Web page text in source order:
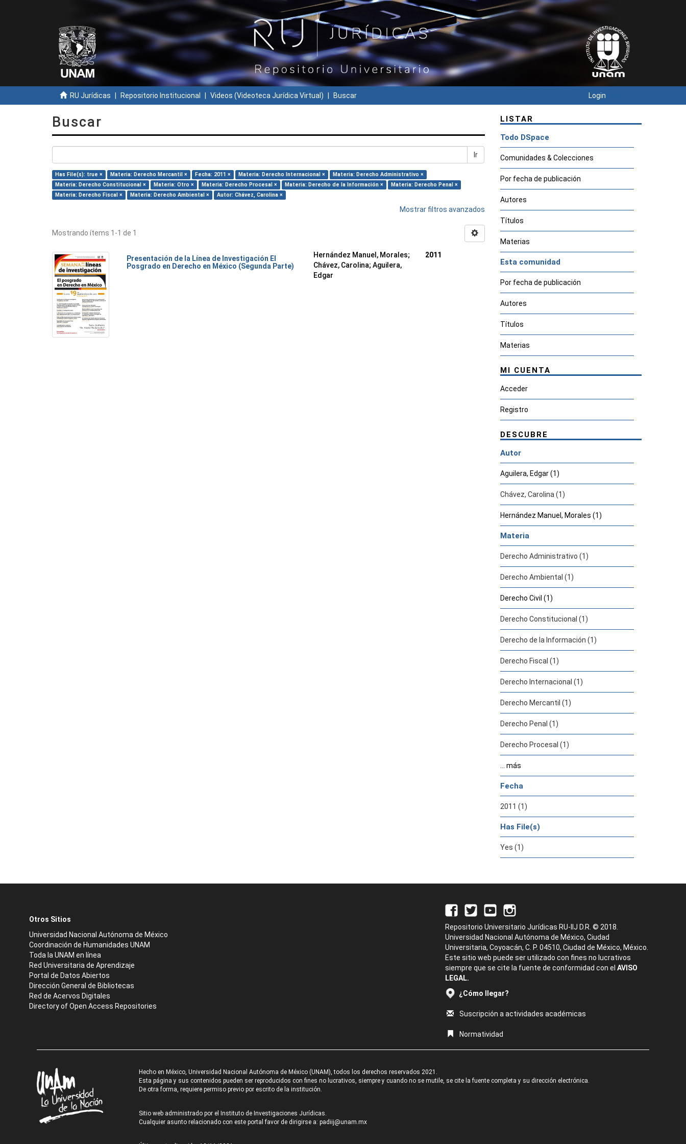
RU Jurídicas Repositorio Institucional Videos (Videoteca Jurídica Virtual) Buscar Login
Buscar
Ir
Has File(s): true × Materia: Derecho Mercantil × Fecha: 2011 × Materia: Derecho Internacional ×
Materia: Derecho Administrativo ×
Materia: Derecho Constitucional ×
Materia: Otro × Materia: Derecho Procesal × Materia: Derecho de la Información ×
Materia: Derecho Penal ×
Materia: Derecho Fiscal ×
Materia: Derecho Ambiental × Autor: Chávez, Carolina ×
Mostrar filtros avanzados
Mostrando ítems 1-1 de 1
Presentación de la Línea de Investigación El
Posgrado en Derecho en México (Segunda Parte)
Hernández Manuel, Morales;
Chávez, Carolina; Aguilera,
Edgar
2011
LISTAR
Todo DSpace
Comunidades & Colecciones
Por fecha de publicación
Autores
Títulos
Materias
Esta comunidad
Por fecha de publicación
Autores
Títulos
Materias
MI CUENTA
Acceder
Registro
DESCUBRE
Autor
Aguilera, Edgar (1)
Chávez, Carolina (1)
Hernández Manuel, Morales (1)
Materia
Derecho Administrativo (1)
Derecho Ambiental (1)
Derecho Civil (1)
Derecho Constitucional (1)
Derecho de la Información (1)
Derecho Fiscal (1)
Derecho Internacional (1)
Derecho Mercantil (1)
Derecho Penal (1)
Derecho Procesal (1)
... más
Fecha
2011 (1)
Has File(s)
Yes (1)
Otros Sitios
Universidad Nacional Autónoma de México
Coordinación de Humanidades UNAM
Toda la UNAM en línea
Red Universitaria de Aprendizaje
Portal de Datos Abiertos
Dirección General de Bibliotecas
Red de Acervos Digitales
Directory of Open Access Repositories
Repositorio Universitario Jurídicas RU-IIJ D.R. © 2018.
Universidad Nacional Autónoma de México, Ciudad
Universitaria, Coyoacán, C. P. 04510, Ciudad de México, México.
Este sitio web puede ser utilizado con fines no lucrativos
siempre que se cite la fuente de conformidad con el AVISO
LEGAL.
¿Cómo llegar?
Suscripción a actividades académicas
Normatividad
Hecho en México, Universidad Nacional Autónoma de México (UNAM), todos los derechos reservados 2021.
Esta página y sus contenidos pueden ser reproducidos con fines no lucrativos, siempre y cuando no se mutile, se cite la fuente completa y su dirección electrónica.
De otra forma, requiere permiso previo por escrito de la institución.
Sitio web administrado por el Instituto de Investigaciones Jurídicas.
Cualquier asunto relacionado con este portal favor de dirigirse a: padiij@unam.mx